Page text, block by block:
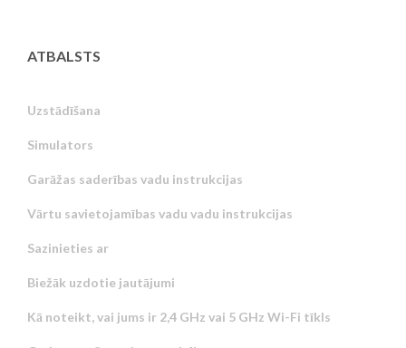
ATBALSTS
Uzstādīšana
Simulators
Garāžas saderības vadu instrukcijas
Vārtu savietojamības vadu vadu instrukcijas
Sazinieties ar
Biežāk uzdotie jautājumi
Kā noteikt, vai jums ir 2,4 GHz vai 5 GHz Wi-Fi tīkls